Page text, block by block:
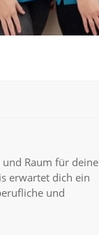
Raum für deine
erwartet dich ein
und